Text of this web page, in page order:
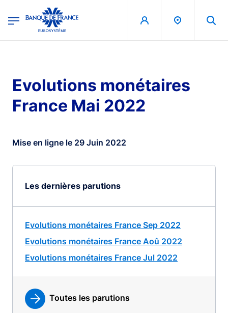
Banque de France - Menu Principal
Evolutions monétaires
France Mai 2022
Mise en ligne le 29 Juin 2022
Les dernières parutions
Evolutions monétaires France Sep 2022
Evolutions monétaires France Aoû 2022
Evolutions monétaires France Jul 2022
Toutes les parutions